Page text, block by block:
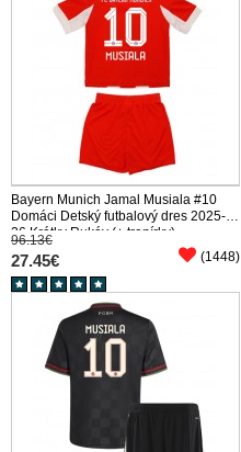
Bayern Munich Jamal Musiala #10
Domáci Detský futbalový dres 2025-
26 Krátky Rukáv (+ trenírky)
96.13€
27.45€ (1448)